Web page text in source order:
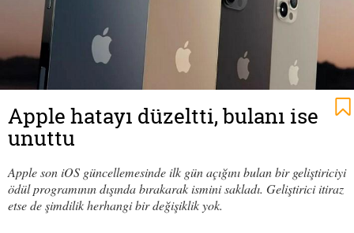
Apple hatayı düzeltti, bulanı ise
unuttu
Apple son iOS güncellemesinde ilk gün açığını bulan bir geliştiriciyi
ödül programının dışında bırakarak ismini sakladı. Geliştirici itiraz
etse de şimdilik herhangi bir değişiklik yok.